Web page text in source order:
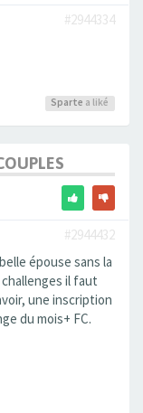
#2944334
Sparte a liké
#2944432
épouse sans la
il faut
une inscription
du mois+ FC.